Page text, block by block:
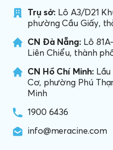
Trụ sở: Lô A3/D21
phường Cầu Giấy,
CN Đà Nẵng: Lô
Liên Chiểu, thành
CN Hồ Chí Minh:Lầu
Cơ, phường Phú
Minh
1900 6436
info@meracine.com